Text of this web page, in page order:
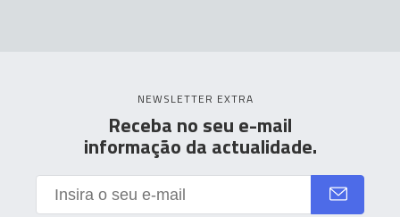
NEWSLETTER EXTRA
Receba no seu e-mail
informação da actualidade.